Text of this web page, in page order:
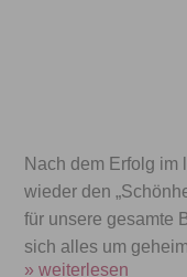
Nach dem Erfolg im
wieder den
für unsere gesamte
sich alles um
» weiterlesen